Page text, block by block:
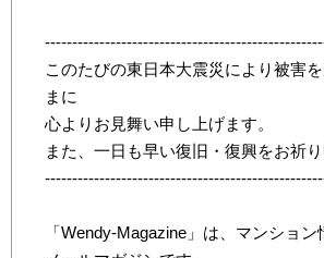
このたびの東日本大震災により被害
まに
心よりお見舞い申し上げます。
また、一日も早い復旧・復興をお祈り
「Wendy-Magazine」は、マンショ